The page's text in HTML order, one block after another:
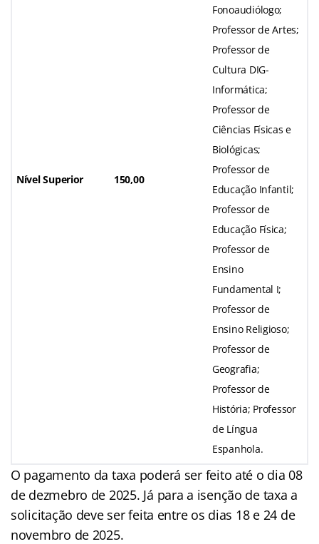
Nível Superior 150,00
Fonoaudiólogo;
Professor de Artes;
Professor de
Cultura DIG-
Informática;
Professor de
Ciências Físicas e
Biológicas;
Professor de
Educação Infantil;
Professor de
Educação Física;
Professor de
Ensino
Fundamental I;
Professor de
Ensino Religioso;
Professor de
Geografia;
Professor de
História; Professor
de Língua
Espanhola.
O pagamento da taxa poderá ser feito até o dia 08
de dezmebro de 2025. Já para a isenção de taxa a
solicitação deve ser feita entre os dias 18 e 24 de
novembro de 2025.